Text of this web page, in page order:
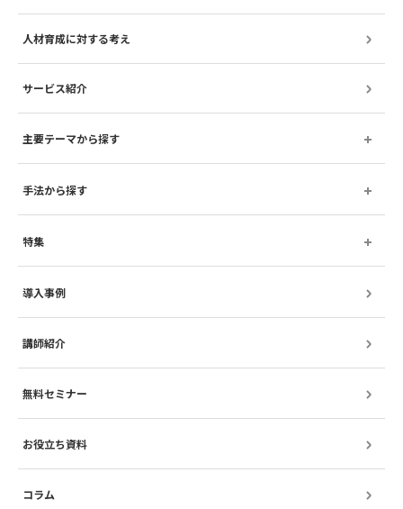
人材育成に対する考え
サービス紹介
主要テーマから探す
手法から探す
特集
導入事例
講師紹介
無料セミナー
お役立ち資料
コラム